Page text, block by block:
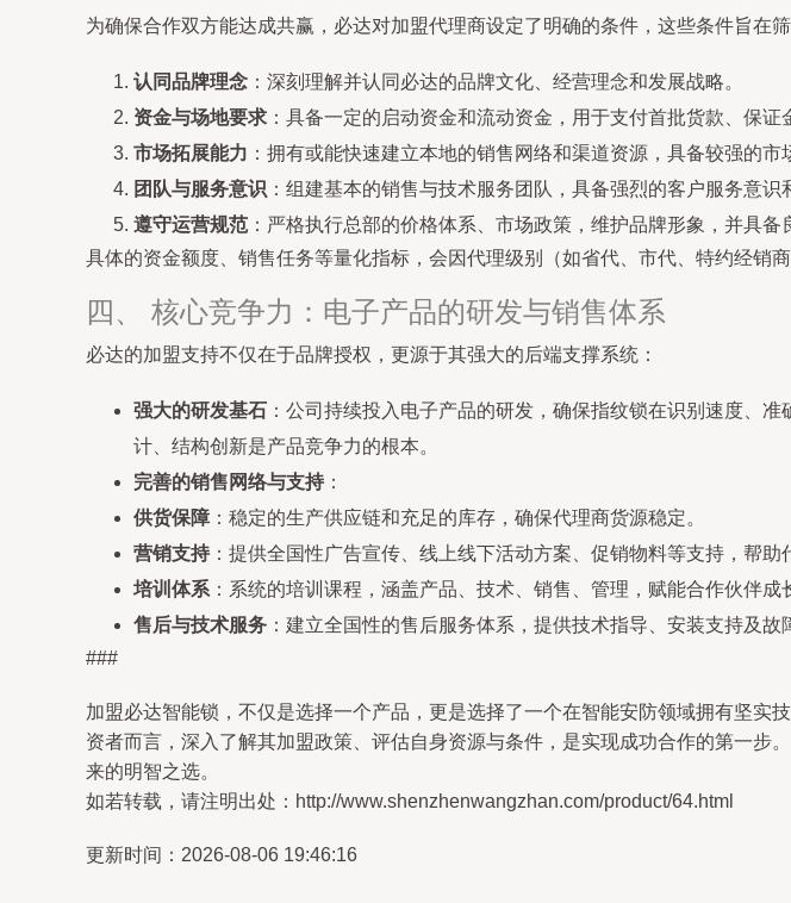
为确保合作双方能达成共赢，必达对加盟代理商设定了明确的条件，这些条件旨在
认同品牌理念 ：深刻理解并认同必达的品牌文化、经营理念和发展战略。
资金与场地要求 ：具备一定的启动资金和流动资金，用于支付首批货款、保
市场拓展能力 ：拥有或能快速建立本地的销售网络和渠道资源，具备较强的市
团队与服务意识 ：组建基本的销售与技术服务团队，具备强烈的客户服务意识
遵守运营规范 ：严格执行总部的价格体系、市场政策，维护品牌形象，并具备
具体的资金额度、销售任务等量化指标，会因代理级别（如省代、市代、特约经销
四、 核心竞争力：电子产品的研发与销售体系
必达的加盟支持不仅在于品牌授权，更源于其强大的后端支撑系统：
强大的研发基石 ：公司持续投入电子产品的研发，确保指纹锁在识别速度、
计、结构创新是产品竞争力的根本。
完善的销售网络与支持 ：
供货保障 ：稳定的生产供应链和充足的库存，确保代理商货源稳定。
营销支持 ：提供全国性广告宣传、线上线下活动方案、促销物料等支持，帮助
培训体系 ：系统的培训课程，涵盖产品、技术、销售、管理，赋能合作伙伴成
售后与技术服务 ：建立全国性的售后服务体系，提供技术指导、安装支持及
###
加盟必达智能锁，不仅是选择一个产品，更是选择了一个在智能安防领域拥有坚
资者而言，深入了解其加盟政策、评估自身资源与条件，是实现成功合作的第一
来的明智之选。
如若转载，请注明出处：http://www.shenzhenwangzhan.com/product/64.html
更新时间：2026-08-06 19:46:16